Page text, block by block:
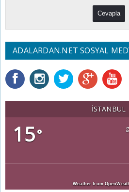
ADALARDAN.NET SOSYAL
İSTANBUL
15°
Weather from